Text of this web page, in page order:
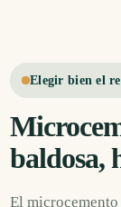
Elegir bien el
baldosa,
El